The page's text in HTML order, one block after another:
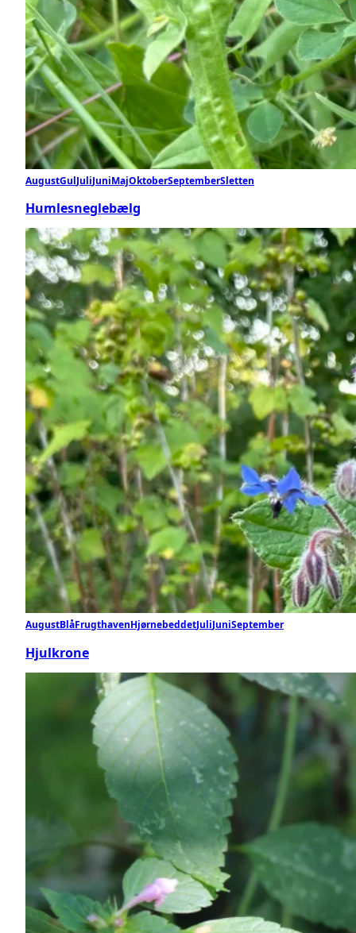
AugustGulJuliJuniMajOktoberSeptemberSletten
Humlesneglebælg
AugustBlåFrugthavenHjørnebeddetJuliJuniSeptember
Hjulkrone